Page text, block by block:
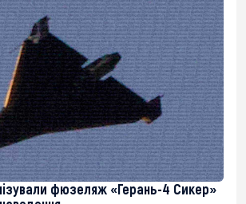
фюзеляж «Герань-4 Сикер»